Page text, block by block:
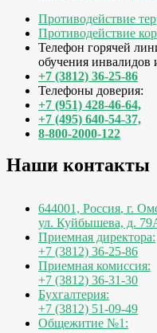
Противодействие
Противодействие
Телефон горячей
обучения
+7 (3812) 36-25-86
Телефоны доверия:
+7 (951) 428-46-64,
+7 (495) 640-54-37,
8-800-2000-122
Наши контакты
644001, Россия, г.
ул. Куйбышева, д.
Приемная директора:
+7 (3812) 36-25-86
Приемная комиссия:
+7 (3812) 36-31-30
Бухгалтерия:
+7 (3812) 51-09-49
Общежитие №1: